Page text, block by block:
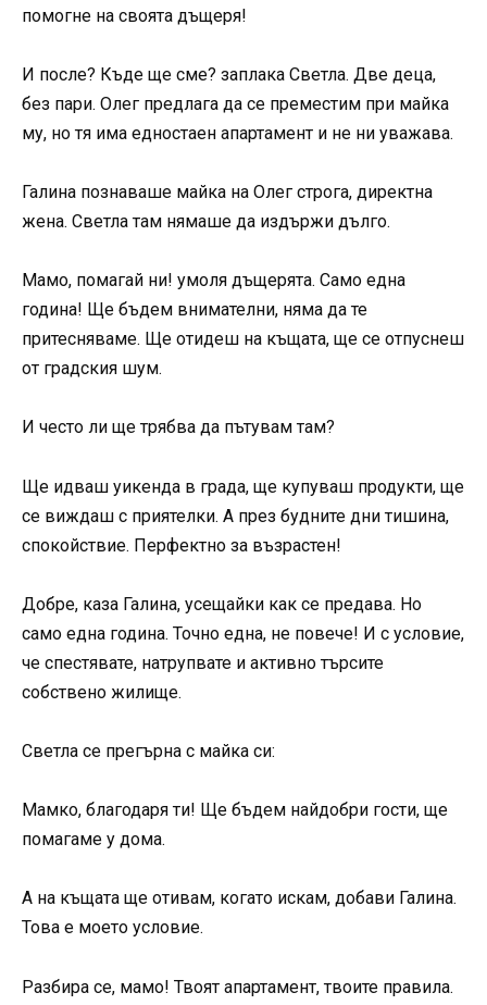
помогне на своята дъщеря!
И после? Къде ще сме? заплака Светла. Две деца,
без пари. Олег предлага да се преместим при майка
му, но тя има едностаен апартамент и не ни уважава.
Галина познаваше майка на Олег строга, директна
жена. Светла там нямаше да издържи дълго.
Мамо, помагай ни! умоля дъщерята. Само една
година! Ще бъдем внимателни, няма да те
притесняваме. Ще отидеш на къщата, ще се отпуснеш
от градския шум.
И често ли ще трябва да пътувам там?
Ще идваш уикенда в града, ще купуваш продукти, ще
се виждаш с приятелки. А през будните дни тишина,
спокойствие. Перфектно за възрастен!
Добре, каза Галина, усещайки как се предава. Но
само една година. Точно една, не повече! И с условие,
че спестявате, натрупвате и активно търсите
собствено жилище.
Светла се прегърна с майка си:
Мамко, благодаря ти! Ще бъдем найдобри гости, ще
помагаме у дома.
А на къщата ще отивам, когато искам, добави Галина.
Това е моето условие.
Разбира се, мамо! Твоят апартамент, твоите правила.